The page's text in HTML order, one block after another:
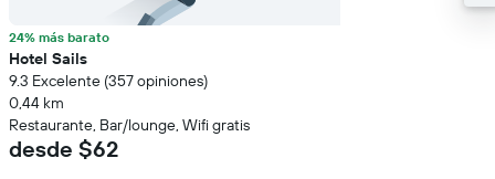
24% más barato
Hotel Sails
9.3 Excelente (357 opiniones)
0,44 km
Restaurante, Bar/lounge, Wifi gratis
desde $62